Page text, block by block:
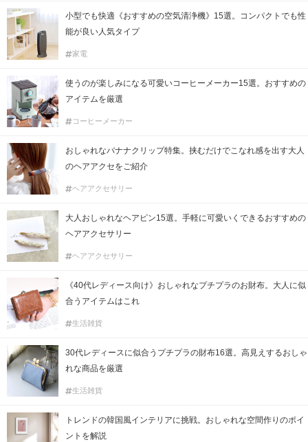
小型でも快適《おすすめの空気清浄機》15選。コンパクトでも性
能が良い人気タイプ
家電
使うのが楽しみになる可愛いコーヒーメーカー15選。おすすめの
アイテムを厳選
コーヒーメーカー
おしゃれなバナナクリップ特集。挟むだけでこなれ感を出す大人
のヘアアクセをご紹介
ヘアアクセサリー
大人おしゃれなヘアピン15選。手軽に可愛いくできるおすすめの
ヘアアクセサリー
ヘアアクセサリー
《40代レディース向け》おしゃれなプチプラのお財布。大人に似
合うアイテムはこれ
生活雑貨
30代レディースに似合うプチプラの財布16選。高見えするおしゃ
れな商品を厳選
生活雑貨
トレンドの韓国風インテリアに挑戦。おしゃれな空間作りのポイ
ントを解説